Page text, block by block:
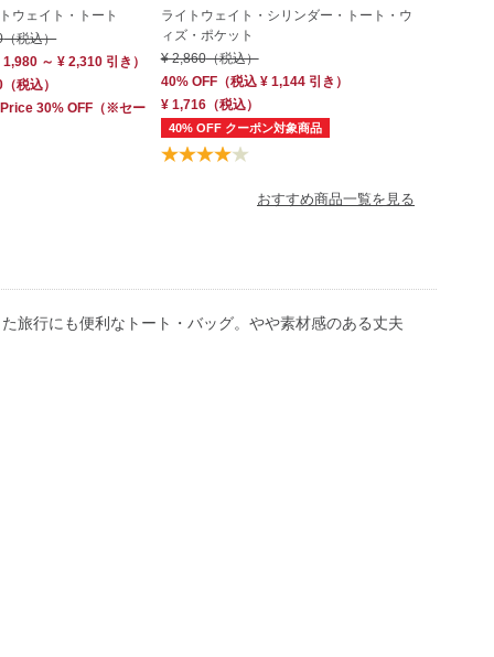
ウェイト・トート
（税込）
1,980 ～ ¥ 2,310 引き）
（税込）
30% OFF （※セー
ライトウェイト・シリンダー・トート・ウ
ィズ・ポケット
¥ 2,860（税込）
40% OFF（税込 ¥ 1,144引き）
¥ 1,716（税込）
40% OFF クーポン対象商品
おすすめ商品一覧を見る
旅行にも便利なトート・バッグ。やや素材感のある丈夫